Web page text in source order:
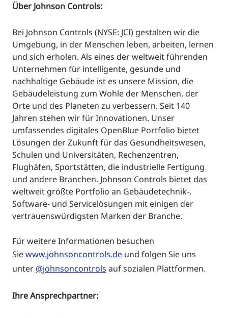
Über Johnson Controls:
Bei Johnson Controls (NYSE: JCI) gestalten wir die
Umgebung, in der Menschen leben, arbeiten, lernen
und sich erholen. Als eines der weltweit führenden
Unternehmen für intelligente, gesunde und
nachhaltige Gebäude ist es unsere Mission, die
Gebäudeleistung zum Wohle der Menschen, der
Orte und des Planeten zu verbessern. Seit 140
Jahren stehen wir für Innovationen. Unser
umfassendes digitales OpenBlue Portfolio bietet
Lösungen der Zukunft für das Gesundheitswesen,
Schulen und Universitäten, Rechenzentren,
Flughäfen, Sportstätten, die industrielle Fertigung
und andere Branchen. Johnson Controls bietet das
weltweit größte Portfolio an Gebäudetechnik-,
Software- und Servicelösungen mit einigen der
vertrauenswürdigsten Marken der Branche.
Für weitere Informationen besuchen
Siewww.johnsoncontrols.de und folgen Sie uns
unter @johnsoncontrols auf sozialen Plattformen.
Ihre Ansprechpartner: